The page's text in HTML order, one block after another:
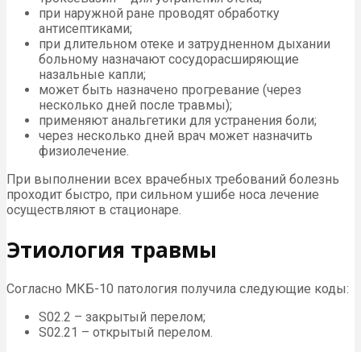
при наружной ране проводят обработку
антисептиками;
при длительном отеке и затрудненном дыхании
больному назначают сосудорасширяющие
назальные капли;
может быть назначено прогревание (через
несколько дней после травмы);
применяют анальгетики для устранения боли;
через несколько дней врач может назначить
физиолечение.
При выполнении всех врачебных требований болезнь
проходит быстро, при сильном ушибе носа лечение
осуществляют в стационаре.
Этиология травмы
Согласно МКБ-10 патология получила следующие коды:
S02.2 – закрытый перелом;
S02.21 – открытый перелом.